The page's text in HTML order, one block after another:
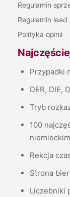
Regulamin
Regulamin lead
Polityka opinii
Przypadki
DER, DIE,
Tryb
100
niemieckim
Rekcja
Strona
Liczebniki